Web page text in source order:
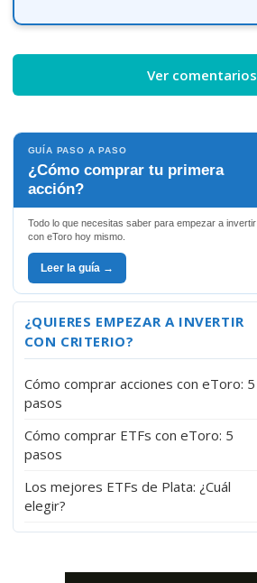
Ver comentarios
GUÍA PASO A PASO
¿Cómo comprar tu primera
acción?
Todo lo que necesitas saber para empezar a invertir
con eToro hoy mismo.
Leer la guía →
¿QUIERES EMPEZAR A INVERTIR
CON CRITERIO?
Cómo comprar acciones con eToro: 5
pasos
Cómo comprar ETFs con eToro: 5
pasos
Los mejores ETFs de Plata: ¿Cuál
elegir?